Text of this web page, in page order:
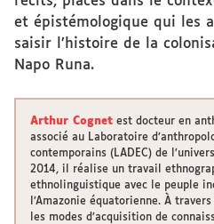
et épistémologique qui les
saisir l’histoire de la
Napo Runa.
Arthur Cognet est docteur en
associé au Laboratoire
contemporains (LADEC) de
2014, il réalise un travail
ethnolinguistique avec le peuple
l’Amazonie équatorienne. À
les modes d’acquisition de